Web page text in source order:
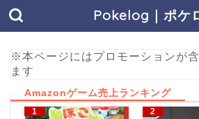
Pokelog｜ポケ
※本ページにはプロモーションが
ます
Amazonゲーム売上ランキング